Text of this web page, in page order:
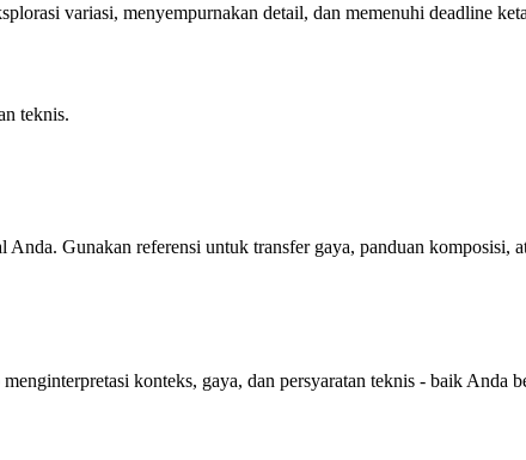
variasi, menyempurnakan detail, dan memenuhi deadline
teknis.
Gunakan referensi untuk transfer gaya, panduan komposisi,
konteks, gaya, dan persyaratan teknis - baik Anda